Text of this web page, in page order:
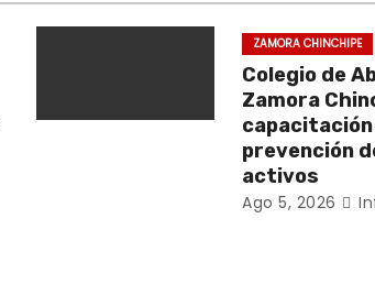
ZAMORA CHINCHIPE
Colegio de
Zamora
prevención
activos
Ago 5, 2026